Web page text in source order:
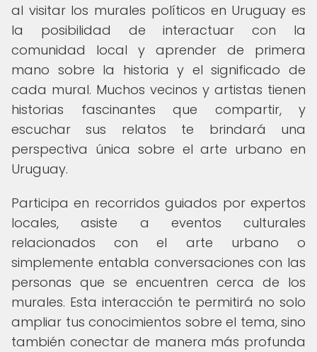
al visitar los murales políticos en Uruguay es
la posibilidad de interactuar con la
comunidad local y aprender de primera
mano sobre la historia y el significado de
cada mural. Muchos vecinos y artistas tienen
historias fascinantes que compartir, y
escuchar sus relatos te brindará una
perspectiva única sobre el arte urbano en
Uruguay.
Participa en recorridos guiados por expertos
locales, asiste a eventos culturales
relacionados con el arte urbano o
simplemente entabla conversaciones con las
personas que se encuentren cerca de los
murales. Esta interacción te permitirá no solo
ampliar tus conocimientos sobre el tema, sino
también conectar de manera más profunda